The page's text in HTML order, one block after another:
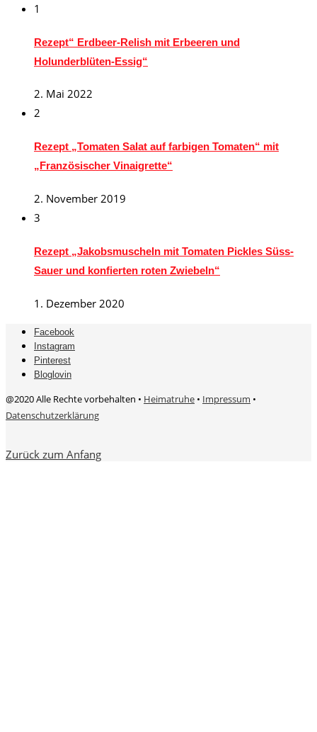
1
Rezept“ Erdbeer-Relish mit Erbeeren und
Holunderblüten-Essig“
2. Mai 2022
2
Rezept „Tomaten Salat auf farbigen Tomaten“ mit
„Französischer Vinaigrette“
2. November 2019
3
Rezept „Jakobsmuscheln mit Tomaten Pickles Süss-
Sauer und konfierten roten Zwiebeln“
1. Dezember 2020
Facebook
Instagram
Pinterest
Bloglovin
@2020 Alle Rechte vorbehalten • Heimatruhe • Impressum •
Datenschutzerklärung
Zurück zum Anfang